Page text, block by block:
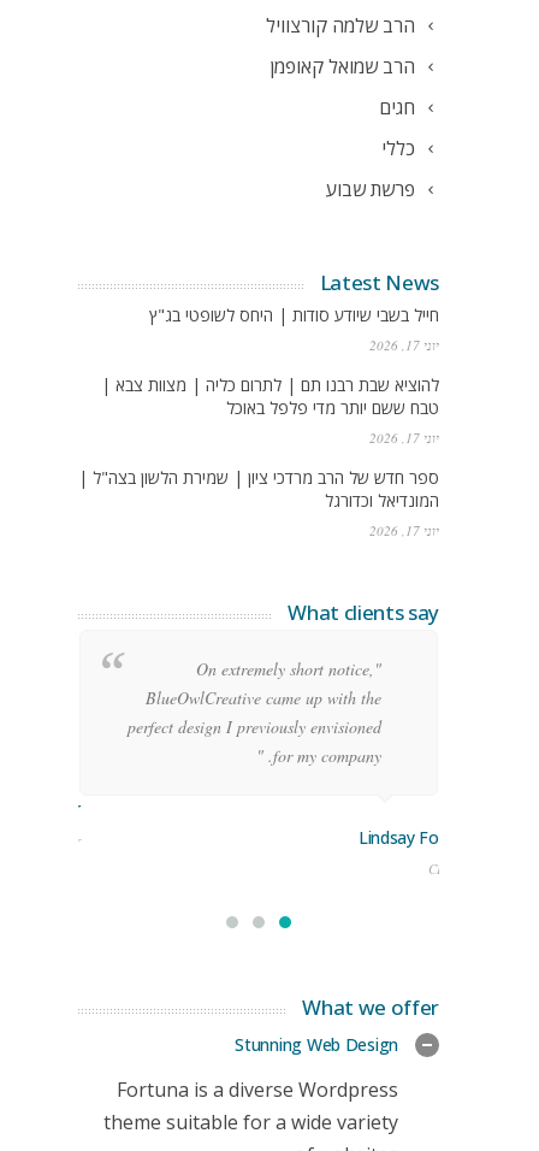
הרב שלמה קורצוויל
הרב שמואל קאופמן
חגים
כללי
פרשת שבוע
Latest News
חייל בשבי שיודע סודות | היחס לשופטי בג"ץ
יוני 17, 2026
להוציא שבת רבנו תם | לתרום כליה | מצוות צבא |
טבח ששם יותר מדי פלפל באוכל
יוני 17, 2026
ספר חדש של הרב מרדכי ציון | שמירת הלשון בצה"ל |
המונדיאל וכדורגל
יוני 17, 2026
What clients say
"On extremely short notice,
BlueOwlCreative came up with the
perfect design I previously envisioned
for my company. "
Lindsay Ford
CEO
Stoner
Manager
What we offer
Stunning Web Design
Fortuna is a diverse Wordpress
theme suitable for a wide variety